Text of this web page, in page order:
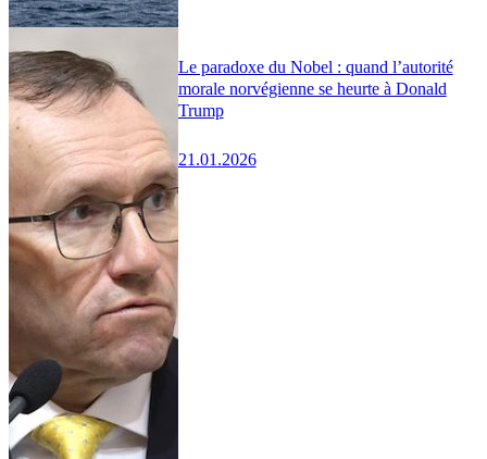
Le paradoxe du Nobel : quand l’autorité
morale norvégienne se heurte à Donald
Trump
21.01.2026